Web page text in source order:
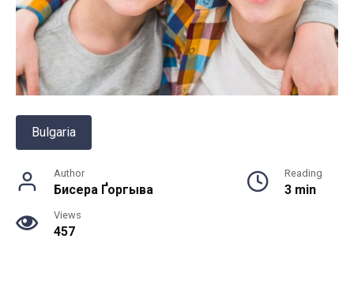
Bulgaria
Author
Бисера Ґоргыва
Reading
3 min
Views
457